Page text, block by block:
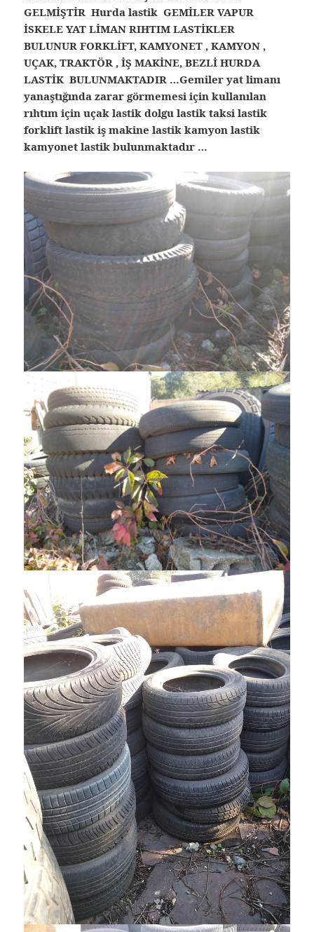
GELMİŞTİR Hurda lastik GEMİLER VAPUR
İSKELE YAT LİMAN RIHTIM LASTİKLER
BULUNUR FORKLİFT, KAMYONET , KAMYON ,
UÇAK, TRAKTÖR , İŞ MAKİNE, BEZLİ HURDA
LASTİK BULUNMAKTADIR …Gemiler yat limanı
yanaştığında zarar görmemesi için kullanılan
rıhtım için uçak lastik dolgu lastik taksi lastik
forklift lastik iş makine lastik kamyon lastik
kamyonet lastik bulunmaktadır …